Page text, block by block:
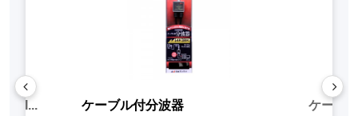
ケーブル付分波器
ケーブ